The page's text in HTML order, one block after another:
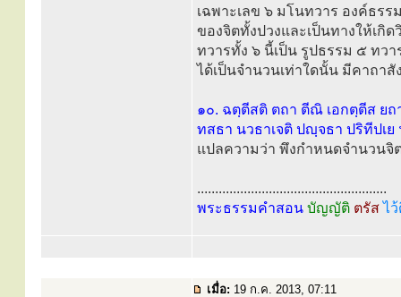
เฉพาะเลข ๖ มโนทวาร องค์ธร
ของจิตทั้งปวงและเป็นทางให้เกิ
ทวารทั้ง ๖ นี้เป็น รูปธรรม ๕ ทวา
ได้เป็นจำนวนเท่าใดนั้น มีคาถา
๑๐. ฉตฺตีสติ ตถา ตีณิ เอกตฺตีส ยถ
ทสธา นวธาเจติ ปญฺจธา ปริทีปเย
แปลความว่า พึงกำหนดจำนวนจิ
.....................................................
พระธรรมคำสอน บัญญัติ ตรัสไ
เมื่อ: 19 ก.ค. 2013, 07:11